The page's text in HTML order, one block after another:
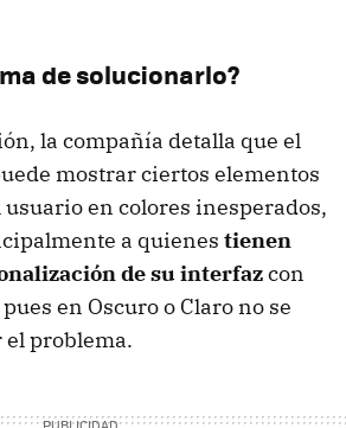
de solucionarlo?
la compañía detalla que el
mostrar ciertos elementos
en colores inesperados,
a quienes tienen
desu interfazcon
en Oscuro o Claro no se
problema.